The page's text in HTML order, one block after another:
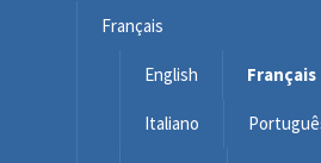
Français
English Français
Italiano